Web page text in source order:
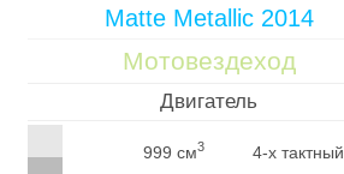
Matte Metallic 2014
Мотовездеход
Двигатель
999 см3 4-х тактный